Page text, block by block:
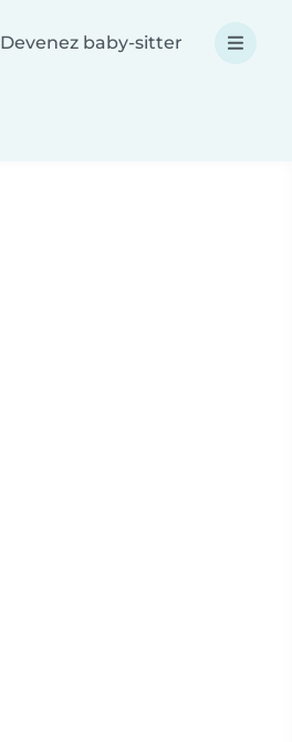
Devenez baby-sitter